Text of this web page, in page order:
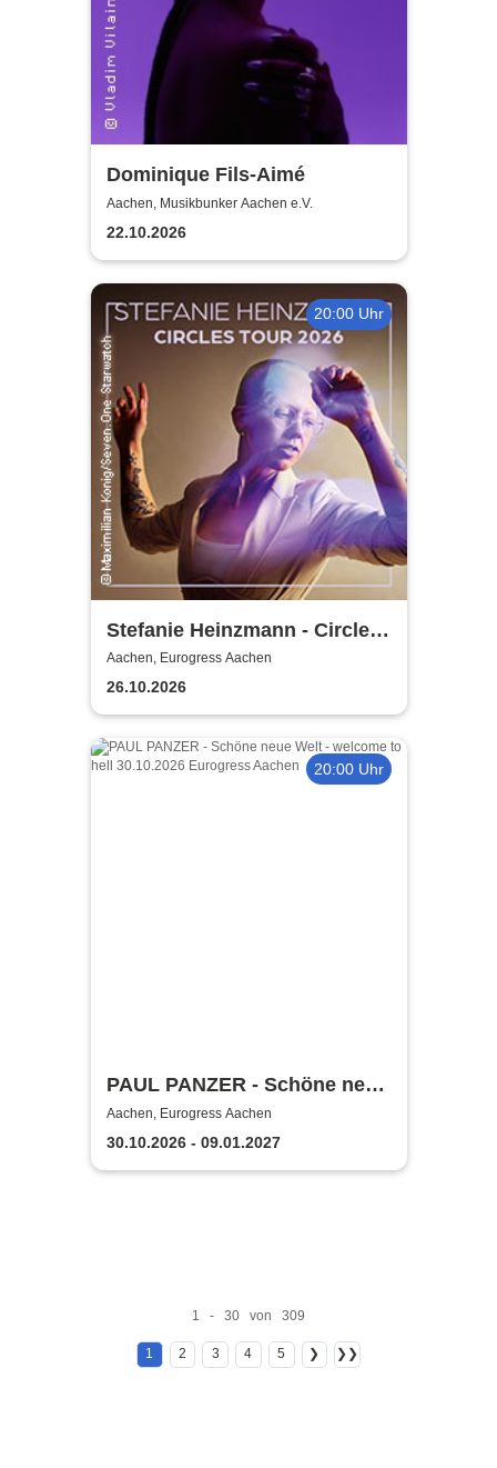
Dominique Fils-Aimé
Aachen, Musikbunker Aachen e.V.
22.10.2026
20:00 Uhr
Stefanie Heinzmann - Circles
Tour 2026
Aachen, Eurogress Aachen
26.10.2026
20:00 Uhr
PAUL PANZER - Schöne neue
Welt - welcome to hell
Aachen, Eurogress Aachen
30.10.2026 - 09.01.2027
1 - 30 von 309
1 2 3 4 5 ❯ ❯❯